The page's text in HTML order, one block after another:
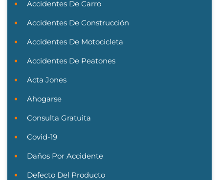
Accidentes De Carro
Accidentes De Construcción
Accidentes De Motocicleta
Accidentes De Peatones
Acta Jones
Ahogarse
Consulta Gratuita
Covid-19
Daños Por Accidente
Defecto Del Producto